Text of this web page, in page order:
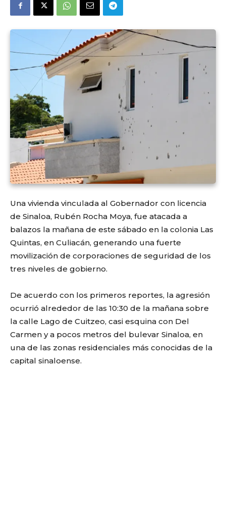
Una vivienda vinculada al Gobernador con licencia
de Sinaloa, Rubén Rocha Moya, fue atacada a
balazos la mañana de este sábado en la colonia Las
Quintas, en Culiacán, generando una fuerte
movilización de corporaciones de seguridad de los
tres niveles de gobierno.
De acuerdo con los primeros reportes, la agresión
ocurrió alrededor de las 10:30 de la mañana sobre
la calle Lago de Cuitzeo, casi esquina con Del
Carmen y a pocos metros del bulevar Sinaloa, en
una de las zonas residenciales más conocidas de la
capital sinaloense.